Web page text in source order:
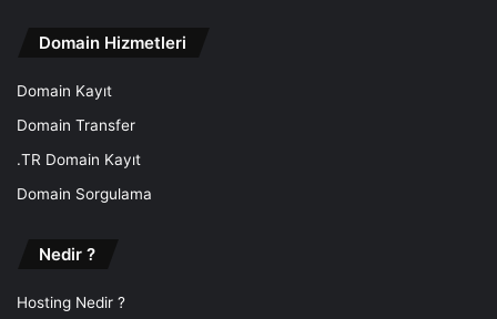
Domain Hizmetleri
Domain Kayıt
Domain Transfer
.TR Domain Kayıt
Domain Sorgulama
Nedir ?
Hosting Nedir ?